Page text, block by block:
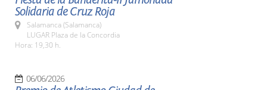
Solidaria de Cruz Roja
Salamanca (Salamanca)
LUGAR Plaza de la Concordia
Hora: 19,30 h.
06/06/2026